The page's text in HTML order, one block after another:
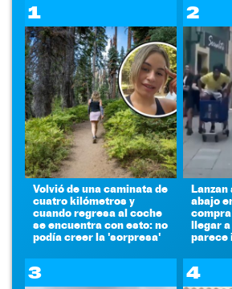
1
Volvió de una caminata de
cuatro kilómetros y
cuando regresa al coche
se encuentra con esto: no
podía creer la 'sorpresa'
2
Lanzan
abajo
llegar
parece
3 4